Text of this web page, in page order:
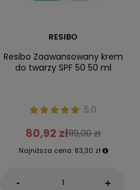
RESIBO
Resibo Zaawansowany krem
do twarzy SPF 50 50 ml
5.0
80,92 zł119,00 zł
Najniższa cena: 83,30 zł
- +